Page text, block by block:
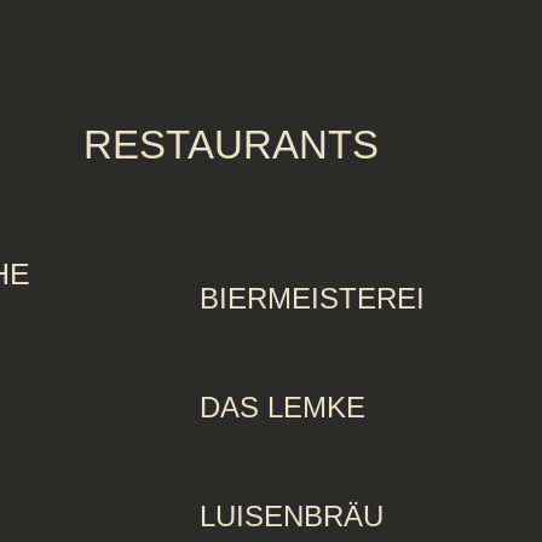
RESTAURANTS
BIERMEISTEREI
DAS LEMKE
LUISENBRÄU